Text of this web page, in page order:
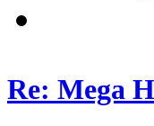
Re: Mega